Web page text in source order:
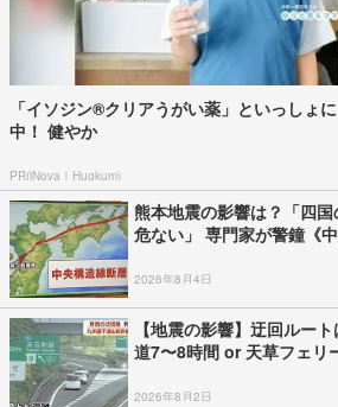
「イソジン®クリアうがい薬」といっしょ
中！ 健やか
PR(iNova｜Hugkum)
熊本地震の影響は？「四国
危ない」 専門家が警鐘《
2026年8月4日
【地震の影響】迂回ルー
道7〜8時間 or 天草フェ
2026年8月2日